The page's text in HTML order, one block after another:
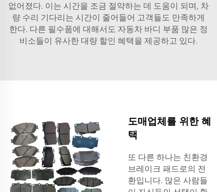
없어졌다. 이는 시간을 조금 절약하는 데 도움이 되며, 차
량 수리 기다리는 시간이 줄어들어 고객들도 만족하게
한다. 다른 필수품에 대해서도 자동차 바디 부품 많은 정
비소들이 유사한 대량 할인 혜택을 제공하고 있다.
도매업체를 위한 혜
택
또 다른 하나는 친환경
브레이크 패드로의 전
환입니다. 많은 사람들